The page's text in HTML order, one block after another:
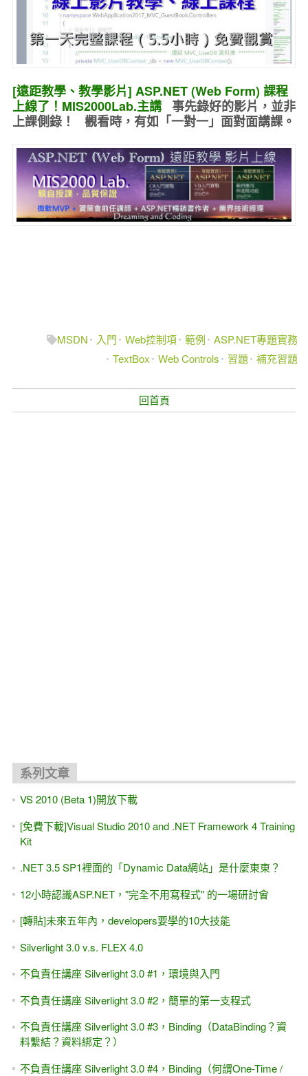
[遠距教學、教學影片] ASP.NET (Web Form) 課程
上線了！MIS2000Lab.主講 事先錄好的影片，並非
上課側錄！ 觀看時，有如 「一對一」面對面講課。
MSDN 入門 Web控制項 範例
ASP.NET專題實務
TextBox
Web Controls 習題 補充習題
回首頁
[課程大綱]ASP.NET入門實戰班(五週) -- 上課流程大公開、與
[習題]GridView樣版內部，改用
CheckBox/Radio/DropDownList（單/複選）控制項，取代
TextBox #0--基礎篇（上集 第八章）
[習題]動態新增 DropDownList或 ListBox底下的新項目
（Item）#2 [左右搬移]（單/複選皆可用）簡單版
[轉貼]Windows Store實作手冊 - 使用JavaScript / 寫一個Hello
World範例
[補充][習題]下集第一章 MasterPage（主版頁面），透過@
MasterType指示詞存取 MasterPage的公開屬性
[習題]計算食物卡路里 #1...（很基礎的題目）
ASP.NET Button控制項的 PostBackUrl屬性，還會執行 Click
事件嗎？
Web Service入門 #6，統一管理帳號、密碼的登入